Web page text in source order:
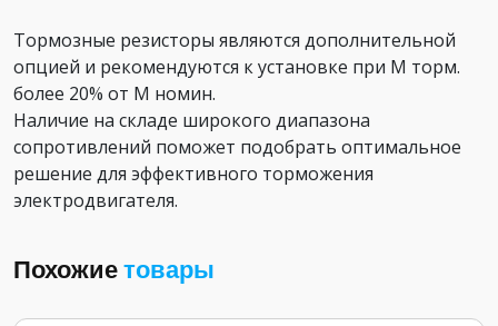
Тормозные резисторы являются дополнительной
опцией и рекомендуются к установке при М торм.
более 20% от М номин.
Наличие на складе широкого диапазона
сопротивлений поможет подобрать оптимальное
решение для эффективного торможения
электродвигателя.
Похожиетовары